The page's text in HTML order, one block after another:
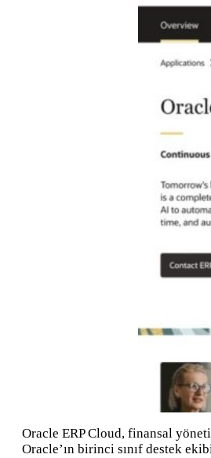
Oracle ERP Cloud, finansal
Oracle’ın birinci sınıf destek